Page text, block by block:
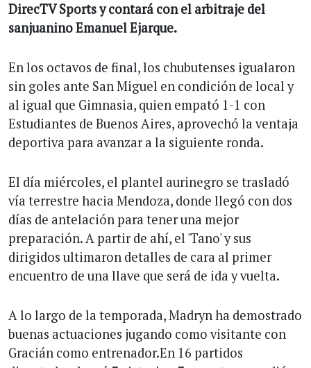
DirecTV Sports y contará con el arbitraje del
sanjuanino Emanuel Ejarque.
En los octavos de final, los chubutenses igualaron
sin goles ante San Miguel en condición de local y
al igual que Gimnasia, quien empató 1-1 con
Estudiantes de Buenos Aires, aprovechó la ventaja
deportiva para avanzar a la siguiente ronda.
El día miércoles, el plantel aurinegro se trasladó
vía terrestre hacia Mendoza, donde llegó con dos
días de antelación para tener una mejor
preparación. A partir de ahí, el 'Tano' y sus
dirigidos ultimaron detalles de cara al primer
encuentro de una llave que será de ida y vuelta.
A lo largo de la temporada, Madryn ha demostrado
buenas actuaciones jugando como visitante con
Gracián como entrenador.En 16 partidos